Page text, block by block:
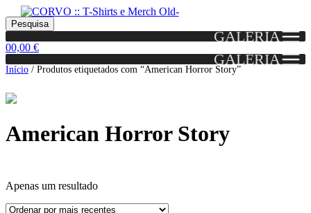
Skip
to
navigation
Skip
to
content
Pesquisar
por:
Pesquisa
GALERIA
00,00 €
GALERIA
Início / Produtos etiquetados com “American Horror Story”
American Horror Story
Apenas um resultado
Portes grátis em encomendas a partir dos 60€!
(Portugal)